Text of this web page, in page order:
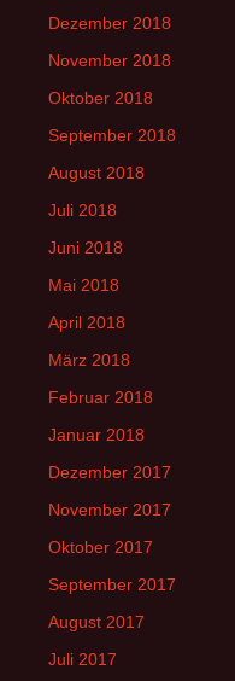
Dezember 2018
November 2018
Oktober 2018
September 2018
August 2018
Juli 2018
Juni 2018
Mai 2018
April 2018
März 2018
Februar 2018
Januar 2018
Dezember 2017
November 2017
Oktober 2017
September 2017
August 2017
Juli 2017